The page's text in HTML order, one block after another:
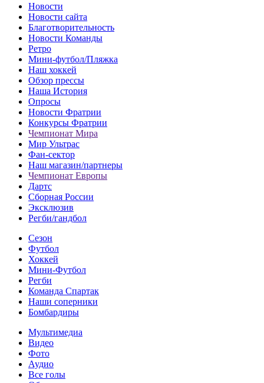
Новости
Новости сайта
Благотворительность
Новости Команды
Ретро
Мини-футбол/Пляжка
Наш хоккей
Обзор прессы
Наша История
Опросы
Новости Фратрии
Конкурсы Фратрии
Чемпионат Мира
Мир Ультрас
Фан-cектор
Наш магазин/партнеры
Чемпионат Европы
Дартс
Сборная России
Эксклюзив
Регби/гандбол
Сезон
Футбол
Хоккей
Мини-Футбол
Регби
Команда Спартак
Наши соперники
Бомбардиры
Мультимедиа
Видео
Фото
Аудио
Все голы